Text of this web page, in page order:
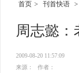
首页 > 刊首快语
周志懿：
2009-08-20 11:57:09
来源：
作者：